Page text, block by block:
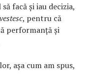
facă și iau decizia,
, pentru că
performanță și
așa cum am spus,